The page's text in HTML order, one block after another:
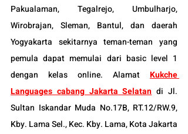
Pakualaman, Tegalrejo, Umbulharjo,
Wirobrajan, Sleman, Bantul, dan daerah
Yogyakarta sekitarnya teman-teman yang
pemula dapat memulai dari basic level 1
dengan kelas online. Alamat Kukche
Languages cabang Jakarta Selatan di Jl.
Sultan Iskandar Muda No.17B, RT.12/RW.9,
Kby. Lama Sel., Kec. Kby. Lama, Kota Jakarta